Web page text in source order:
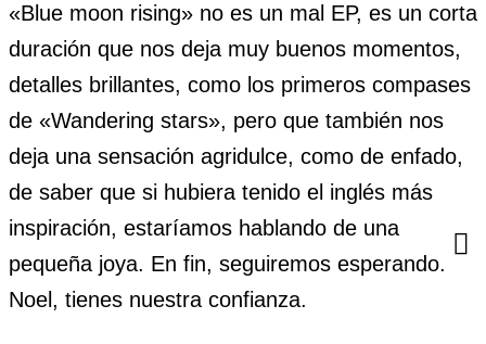
«Blue moon rising» no es un mal EP, es un corta
duración que nos deja muy buenos momentos,
detalles brillantes, como los primeros compases
de «Wandering stars», pero que también nos
deja una sensación agridulce, como de enfado,
de saber que si hubiera tenido el inglés más
inspiración, estaríamos hablando de una
pequeña joya. En fin, seguiremos esperando.
Noel, tienes nuestra confianza.